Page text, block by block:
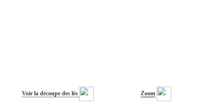
Voir la découpe des lés Zoom